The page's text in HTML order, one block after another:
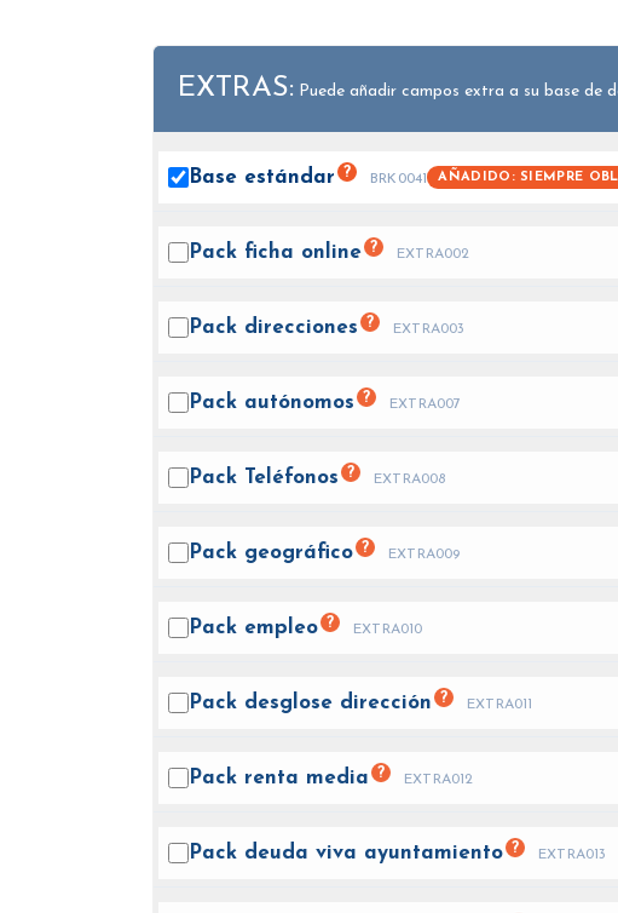
EXTRAS: Puede añadir campos extra a su base de
Base estándar ? BRK0041 AÑADIDO: SIEMPRE
Pack ficha online ? EXTRA002
Pack direcciones ? EXTRA003
Pack autónomos ? EXTRA007
Pack Teléfonos ? EXTRA008
Pack geográfico ? EXTRA009
Pack empleo ? EXTRA010
Pack desglose dirección ? EXTRA011
Pack renta media ? EXTRA012
Pack deuda viva ayuntamiento ? EXTRA013